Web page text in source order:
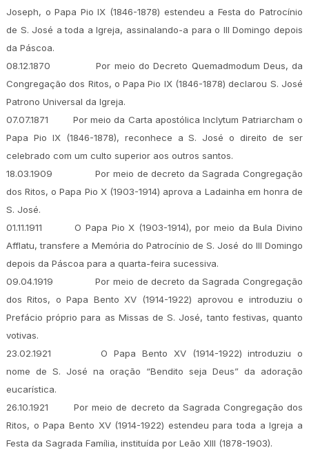
Joseph, o Papa Pio IX (1846-1878) estendeu a Festa do Patrocínio
de S. José a toda a Igreja, assinalando-a para o III Domingo depois
da Páscoa.
08.12.1870
Por meio do Decreto Quemadmodum Deus, da
Congregação dos Ritos, o Papa Pio IX (1846-1878) declarou S. José
Patrono Universal da Igreja.
07.07.1871
Por meio da Carta apostólica Inclytum Patriarcham o
Papa Pio IX (1846-1878), reconhece a S. José o direito de ser
celebrado com um culto superior aos outros santos.
18.03.1909
Por meio de decreto da Sagrada Congregação
dos Ritos, o Papa Pio X (1903-1914) aprova a Ladainha em honra de
S. José.
01.11.1911
O Papa Pio X (1903-1914), por meio da Bula Divino
Afflatu, transfere a Memória do Patrocínio de S. José do III Domingo
depois da Páscoa para a quarta-feira sucessiva.
09.04.1919
Por meio de decreto da Sagrada Congregação
dos Ritos, o Papa Bento XV (1914-1922) aprovou e introduziu o
Prefácio próprio para as Missas de S. José, tanto festivas, quanto
votivas.
23.02.1921
O Papa Bento XV (1914-1922) introduziu o
nome de S. José na oração “Bendito seja Deus” da adoração
eucarística.
26.10.1921
Por meio de decreto da Sagrada Congregação dos
Ritos, o Papa Bento XV (1914-1922) estendeu para toda a Igreja a
Festa da Sagrada Família, instituída por Leão XIII (1878-1903).